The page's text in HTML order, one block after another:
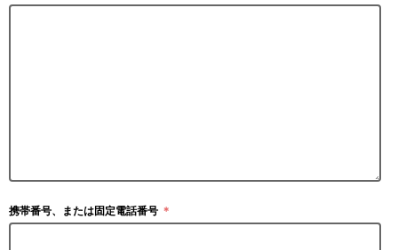
携帯番号、または固定電話番号 ＊